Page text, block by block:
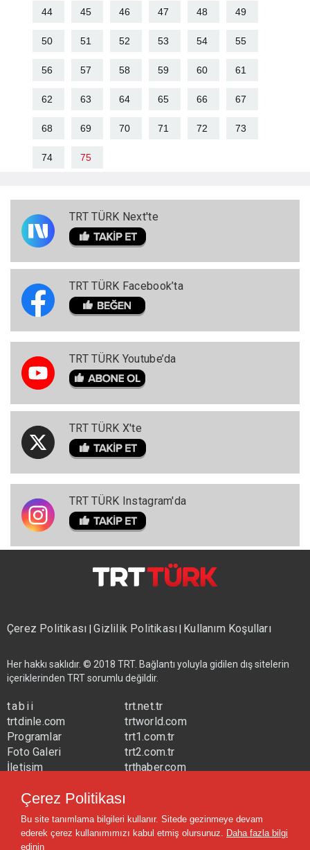
44 45 46 47 48 49
50 51 52 53 54 55
56 57 58 59 60 61
62 63 64 65 66 67
68 69 70 71 72 73
74 75
TRT TÜRK Next'te
TRT TÜRK Facebook’ta
TRT TÜRK Youtube’da
TRT TÜRK X'te
TRT TÜRK Instagram'da
Çerez Politikası|Gizlilik Politikası| Kullanım Koşulları
Her hakkı saklıdır. © 2018 TRT. Bağlantı yoluyla gidilen dış sitelerin
içeriklerinden TRT sorumlu değildir.
tabii
trtdinle.com
Programlar
Foto Galeri
İletişim
trt.net.tr
trtworld.com
trt1.com.tr
trt2.com.tr
trthaber.com
trtavaz.com.tr
trtmuzik.net.tr
trtcocuk.net.tr
Çerez Politikası
Bu site tanımlama bilgileri kullanır. Sitede gezinmeye devam
ederek çerez kullanımımızı kabul etmiş olursunuz. Daha fazla bilgi
edinin